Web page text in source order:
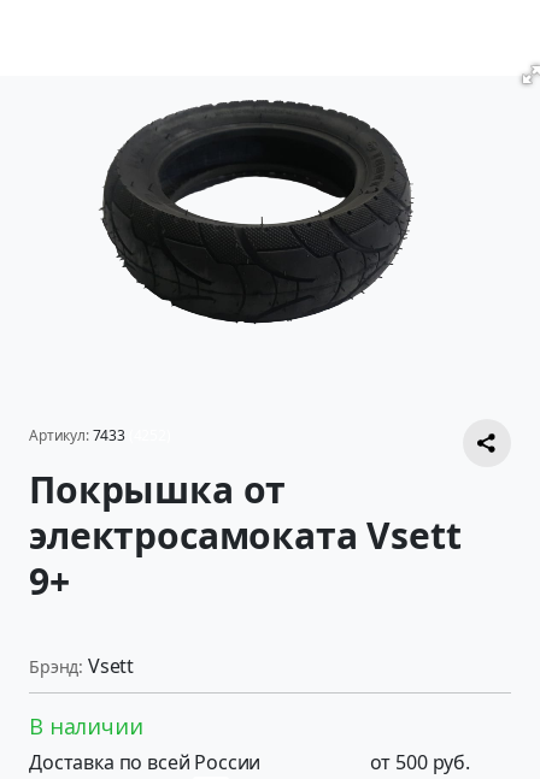
Артикул:7433
Покрышка от
электросамоката Vsett
9+
Брэнд: Vsett
В наличии
Доставка по всей России от 500 руб.